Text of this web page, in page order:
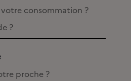
consommation ?
?
proche ?